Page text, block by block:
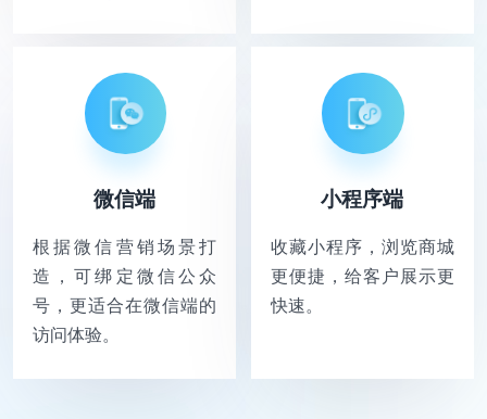
微信端
根据微信营销场景打
造，可绑定微信公众
号，更适合在微信端的
访问体验。
小程序端
收藏小程序，浏览商城
更便捷，给客户展示更
快速。